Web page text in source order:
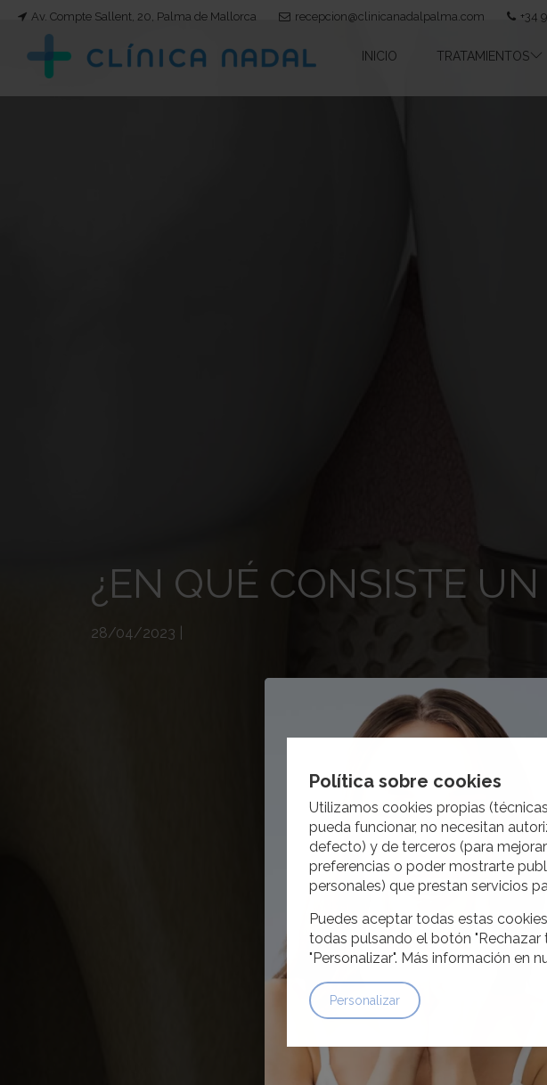
Av. Compte Sallent, 20, Palma de Mallorca recepcion@clinicanadalpalma.com +34
INICIO TRATAMIENTOS
¿EN QUÉ CONSISTE
28/04/2023
Política sobre cookies
Utilizamos cookies propias
pueda funcionar, no necesitan
defecto) y de terceros (para
preferencias o poder mostrarte
personales) que prestan servicios
Puedes aceptar todas estas
todas pulsando el botón
"Personalizar". Más información en
Personalizar